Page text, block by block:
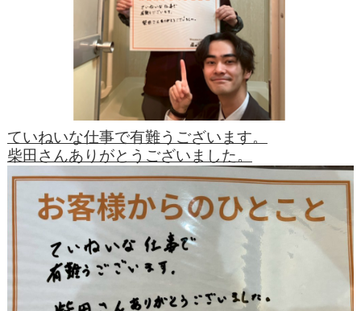
ていねいな仕事で有難うございます。
柴田さんありがとうございました。